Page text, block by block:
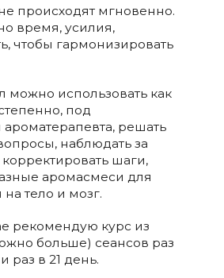
происходят мгновенно.
время, усилия,
чтобы гармонизировать
можно использовать как
под
решать
наблюдать за
шаги,
аромасмеси для
тело и мозг.
рекомендую курс из
больше) сеансов раз
раз в 21 день.